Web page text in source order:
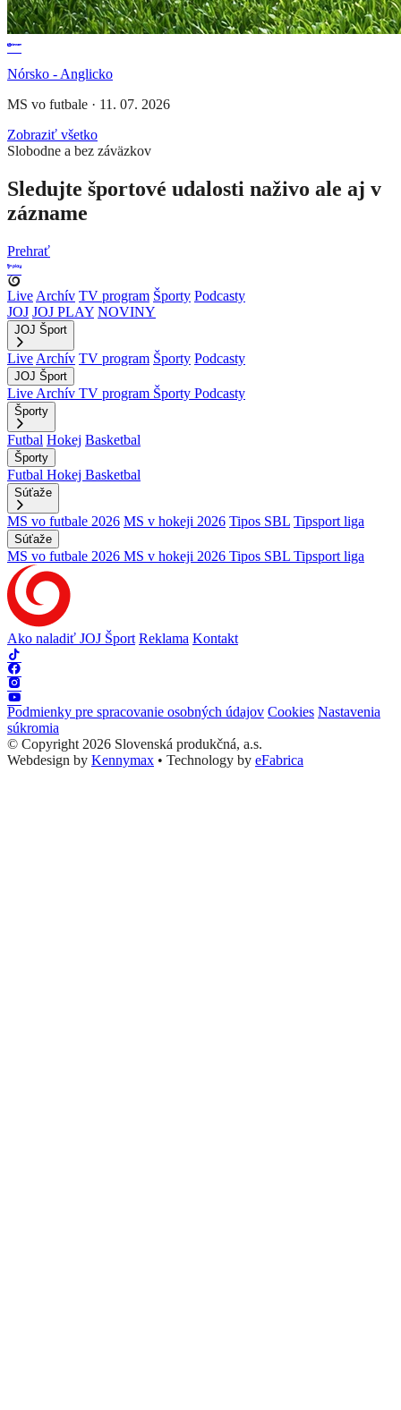
Nórsko - Anglicko
MS vo futbale · 11. 07. 2026
Zobraziť všetko
Slobodne a bez záväzkov
Sledujte športové udalosti naživo ale aj v
zázname
Prehrať
Live Archív TV program Športy Podcasty
JOJ JOJ PLAY NOVINY
JOJ Šport
Live Archív TV program Športy Podcasty
JOJ Šport
Live Archív TV program Športy Podcasty
Športy
Futbal Hokej Basketbal
Športy
Futbal Hokej Basketbal
Súťaže
MS vo futbale 2026 MS v hokeji 2026 Tipos SBL Tipsport liga
Súťaže
MS vo futbale 2026 MS v hokeji 2026 Tipos SBL Tipsport liga
Ako naladiť JOJ Šport Reklama Kontakt
Podmienky pre spracovanie osobných údajov Cookies Nastavenia
súkromia
© Copyright 2026 Slovenská produkčná, a.s.
Webdesign by Kennymax • Technology by eFabrica